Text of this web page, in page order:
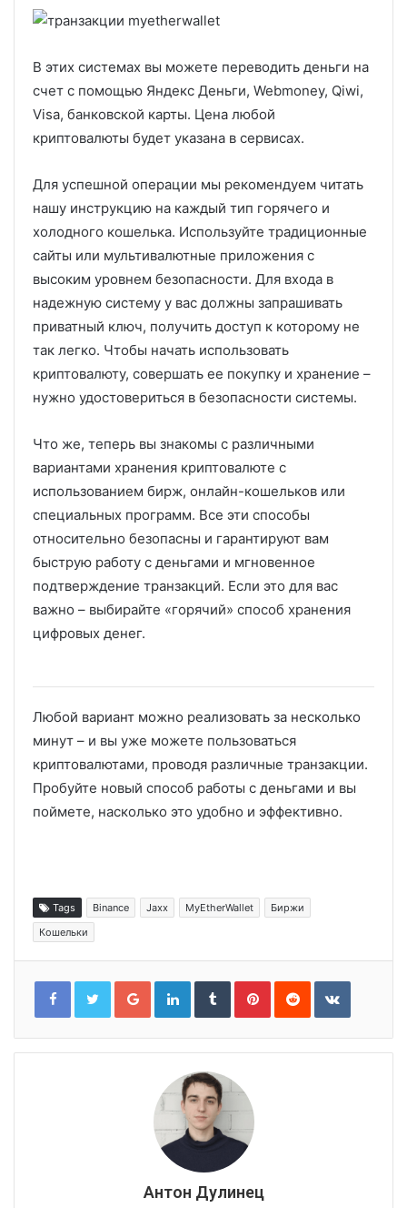
В этих системах вы можете переводить деньги на
счет с помощью Яндекс Деньги, Webmoney, Qiwi,
Visa, банковской карты. Цена любой
криптовалюты будет указана в сервисах.
Для успешной операции мы рекомендуем читать
нашу инструкцию на каждый тип горячего и
холодного кошелька. Используйте традиционные
сайты или мультивалютные приложения с
высоким уровнем безопасности. Для входа в
надежную систему у вас должны запрашивать
приватный ключ, получить доступ к которому не
так легко. Чтобы начать использовать
криптовалюту, совершать ее покупку и хранение –
нужно удостовериться в безопасности системы.
Что же, теперь вы знакомы с различными
вариантами хранения криптовалюте с
использованием бирж, онлайн-кошельков или
специальных программ. Все эти способы
относительно безопасны и гарантируют вам
быструю работу с деньгами и мгновенное
подтверждение транзакций. Если это для вас
важно – выбирайте «горячий» способ хранения
цифровых денег.
Любой вариант можно реализовать за несколько
минут – и вы уже можете пользоваться
криптовалютами, проводя различные транзакции.
Пробуйте новый способ работы с деньгами и вы
поймете, насколько это удобно и эффективно.
Tags Binance Jaxx MyEtherWallet
Биржи
Кошельки
Google+LinkedInTumblrPinterestReddit VKontakte
Антон Дулинец